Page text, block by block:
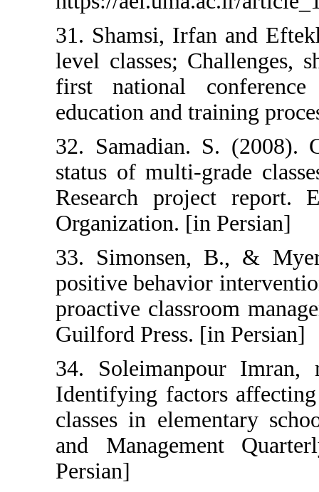
31. Shamsi,
level classes;
first national
education and
32. Samadian.
status of multi-
Research
Organization.
33.
positive
proactive
Guilford Press.
34.
Identifying
classes in
and